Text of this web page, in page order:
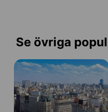
Se övriga